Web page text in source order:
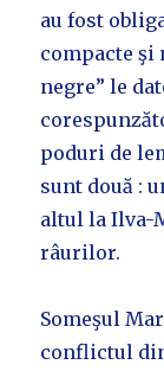
au fost
compacte şi
negre” le
poduri de
sunt două :
altul la Ilva-
râurilor.
Someşul
conflictul